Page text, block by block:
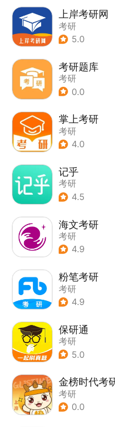
上岸考研网
考研
5.0
考研题库
考研
0.0
掌上考研
考研
4.0
记乎
考研
4.5
海文考研
考研
4.9
粉笔考研
考研
4.9
保研通
考研
5.0
金榜时代考
考研
0.0